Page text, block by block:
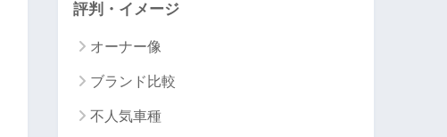
評判・イメージ
オーナー像
ブランド比較
不人気車種